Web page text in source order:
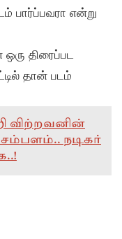
பார்ப்பவரா என்று
திரைப்பட
தான் படம்
விற்றவனின்
நடிகர்